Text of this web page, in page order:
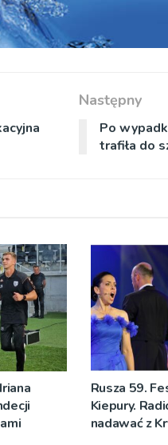
Następny
Po
trafiła do
Rusza 59.
Kiepury.
nadawać z